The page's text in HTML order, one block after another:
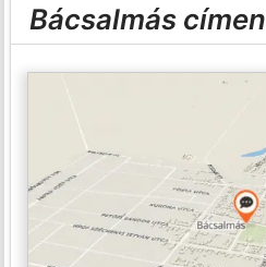
Bácsalmás címen